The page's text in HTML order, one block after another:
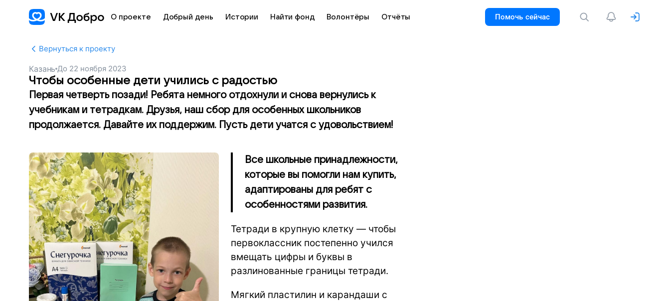
О проекте Добрый день Истории Найти фонд Волонтёры Отчёты Помочь сейчас
Вернуться к проекту
Казань До 22 ноября 2023
Чтобы особенные дети учились с радостью
Первая четверть позади! Ребята немного отдохнули и снова вернулись к
учебникам и тетрадкам. Друзья, наш сбор для особенных школьников
продолжается. Давайте их поддержим. Пусть дети учатся с удовольствием!
Все школьные принадлежности,
которые вы помогли нам купить,
адаптированы для ребят с
особенностями развития.
Тетради в крупную клетку — чтобы
первоклассник постепенно учился
вмещать цифры и буквы в
разлинованные границы тетради.
Мягкий пластилин и карандаши с